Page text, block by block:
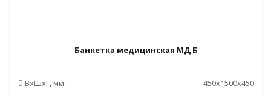
Банкетка медицинская МД Б
ВxШxГ, мм:
450x1500x450